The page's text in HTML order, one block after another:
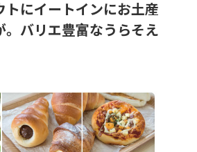
トにイートインにお土産
。バリエ豊富なうらそえ